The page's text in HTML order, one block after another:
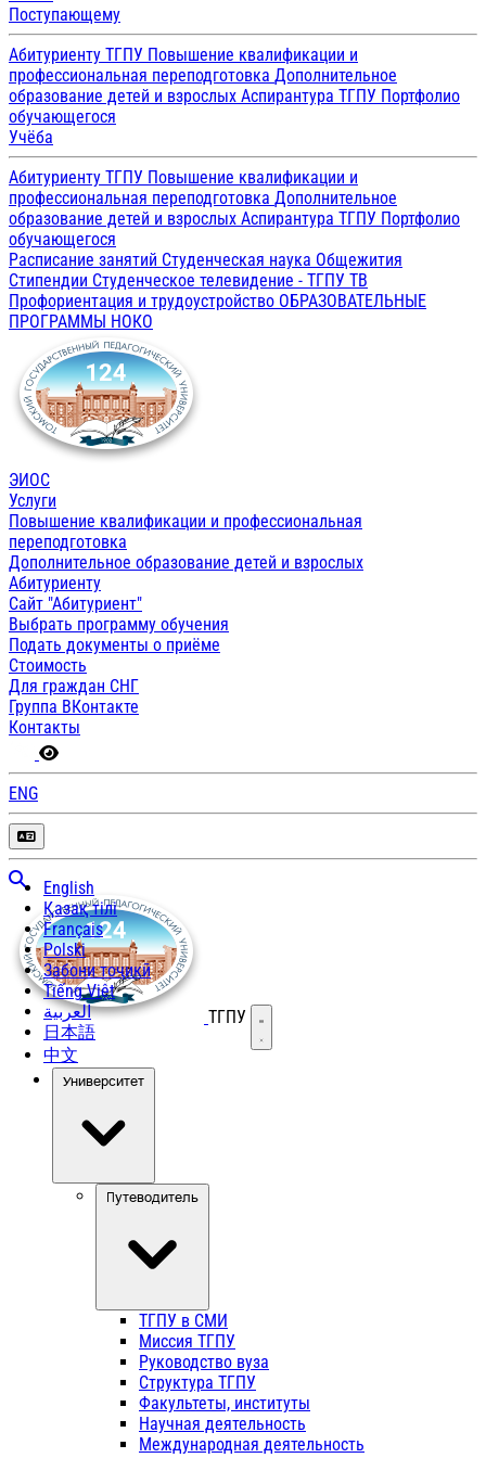
Поступающему
Абитуриенту ТГПУ Повышение квалификации и
профессиональная переподготовка Дополнительное
образование детей и взрослых Аспирантура ТГПУ Портфолио
обучающегося
Учёба
Абитуриенту ТГПУ Повышение квалификации и
профессиональная переподготовка Дополнительное
образование детей и взрослых Аспирантура ТГПУ Портфолио
обучающегося
Расписание занятий Студенческая наука Общежития
Стипендии Студенческое телевидение - ТГПУ ТВ
Профориентация и трудоустройство ОБРАЗОВАТЕЛЬНЫЕ
ПРОГРАММЫ НОКО
ЭИОС
Услуги
Повышение квалификации и профессиональная
переподготовка
Дополнительное образование детей и взрослых
Абитуриенту
Сайт "Абитуриент"
Выбрать программу обучения
Подать документы о приёме
Стоимость
Для граждан СНГ
Группа ВКонтакте
Контакты
ENG
English
Қазақ тілі
Français
Polski
Забони тоҷикӣ
Tiếng Việt
العربية
日本語
中文
ТГПУ Открыть меню
Университет
Путеводитель
ТГПУ в СМИ
Миссия ТГПУ
Руководство вуза
Структура ТГПУ
Факультеты, институты
Научная деятельность
Международная деятельность